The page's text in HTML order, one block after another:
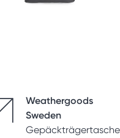
Weathergoods
Sweden
Gepäckträgertasche